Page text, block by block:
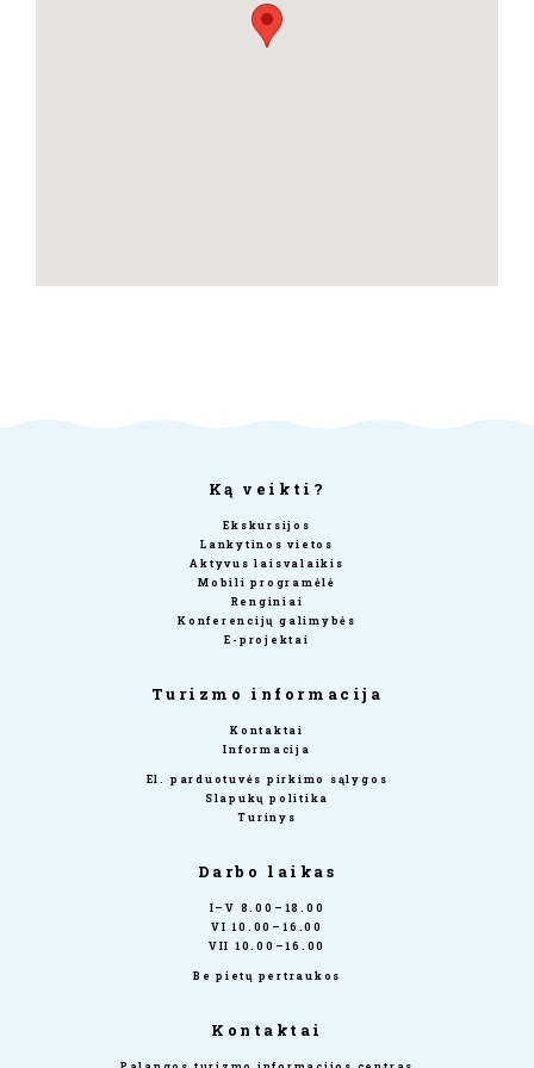
Ką veikti?
Ekskursijos
Lankytinos vietos
Aktyvus laisvalaikis
Mobili programėlė
Renginiai
Konferencijų galimybės
E-projektai
Turizmo informacija
Kontaktai
Informacija
El. parduotuvės pirkimo sąlygos
Slapukų politika
Turinys
Darbo laikas
I–V 8.00–18.00
VI 10.00–16.00
VII 10.00–16.00
Be pietų pertraukos
Kontaktai